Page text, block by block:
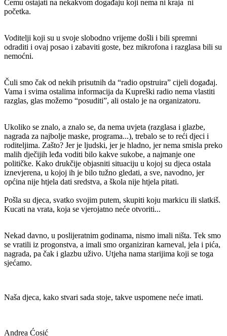
Čemu ostajati na nekakvom događaju koji nema ni kraja ni
početka.
Voditelji koji su u svoje slobodno vrijeme došli i bili spremni
odraditi i ovaj posao i zabaviti goste, bez mikrofona i razglasa bili su
nemoćni.
Čuli smo čak od nekih prisutnih da “radio opstruira” cijeli događaj.
Vama i svima ostalima informacija da Kupreški radio nema vlastiti
razglas, glas možemo “posuditi”, ali ostalo je na organizatoru.
Ukoliko se znalo, a znalo se, da nema uvjeta (razglasa i glazbe,
nagrada za najbolje maske, programa...), trebalo se to reći djeci i
roditeljima. Zašto? Jer je ljudski, jer je hladno, jer nema smisla preko
malih dječijih leđa voditi bilo kakve sukobe, a najmanje one
političke. Kako drukčije objasniti situaciju u kojoj su djeca ostala
iznevjerena, u kojoj ih je bilo tužno gledati, a sve, navodno, jer
općina nije htjela dati sredstva, a škola nije htjela pitati.
Pošla su djeca, svatko svojim putem, skupiti koju markicu ili slatkiš.
Kucati na vrata, koja se vjerojatno neće otvoriti...
Nekad davno, u poslijeratnim godinama, nismo imali ništa. Tek smo
se vratili iz progonstva, a imali smo organiziran karneval, jela i pića,
nagrada, pa čak i glazbu uživo. Utjeha nama starijima koji se toga
sjećamo.
Naša djeca, kako stvari sada stoje, takve uspomene neće imati.
Andrea Ćosić